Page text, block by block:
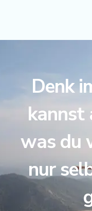
Denk
kannst
was du
nur